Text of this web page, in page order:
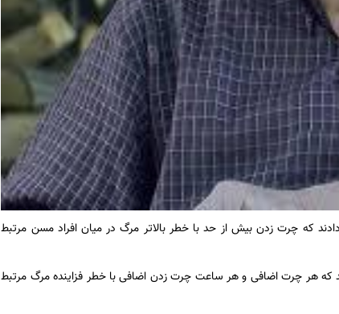
که چرت زدن بیش از حد با خطر بالاتر مرگ در میان افراد مسن مرتبط
که هر چرت اضافی و هر ساعت چرت زدن اضافی با خطر فزاینده‌ مرگ مرتبط